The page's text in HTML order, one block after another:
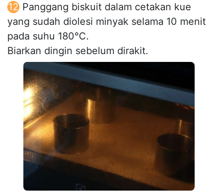
Panggang biskuit dalam cetakan kue
yang sudah diolesi minyak selama 10 menit
pada suhu 180°C.
Biarkan dingin sebelum dirakit.